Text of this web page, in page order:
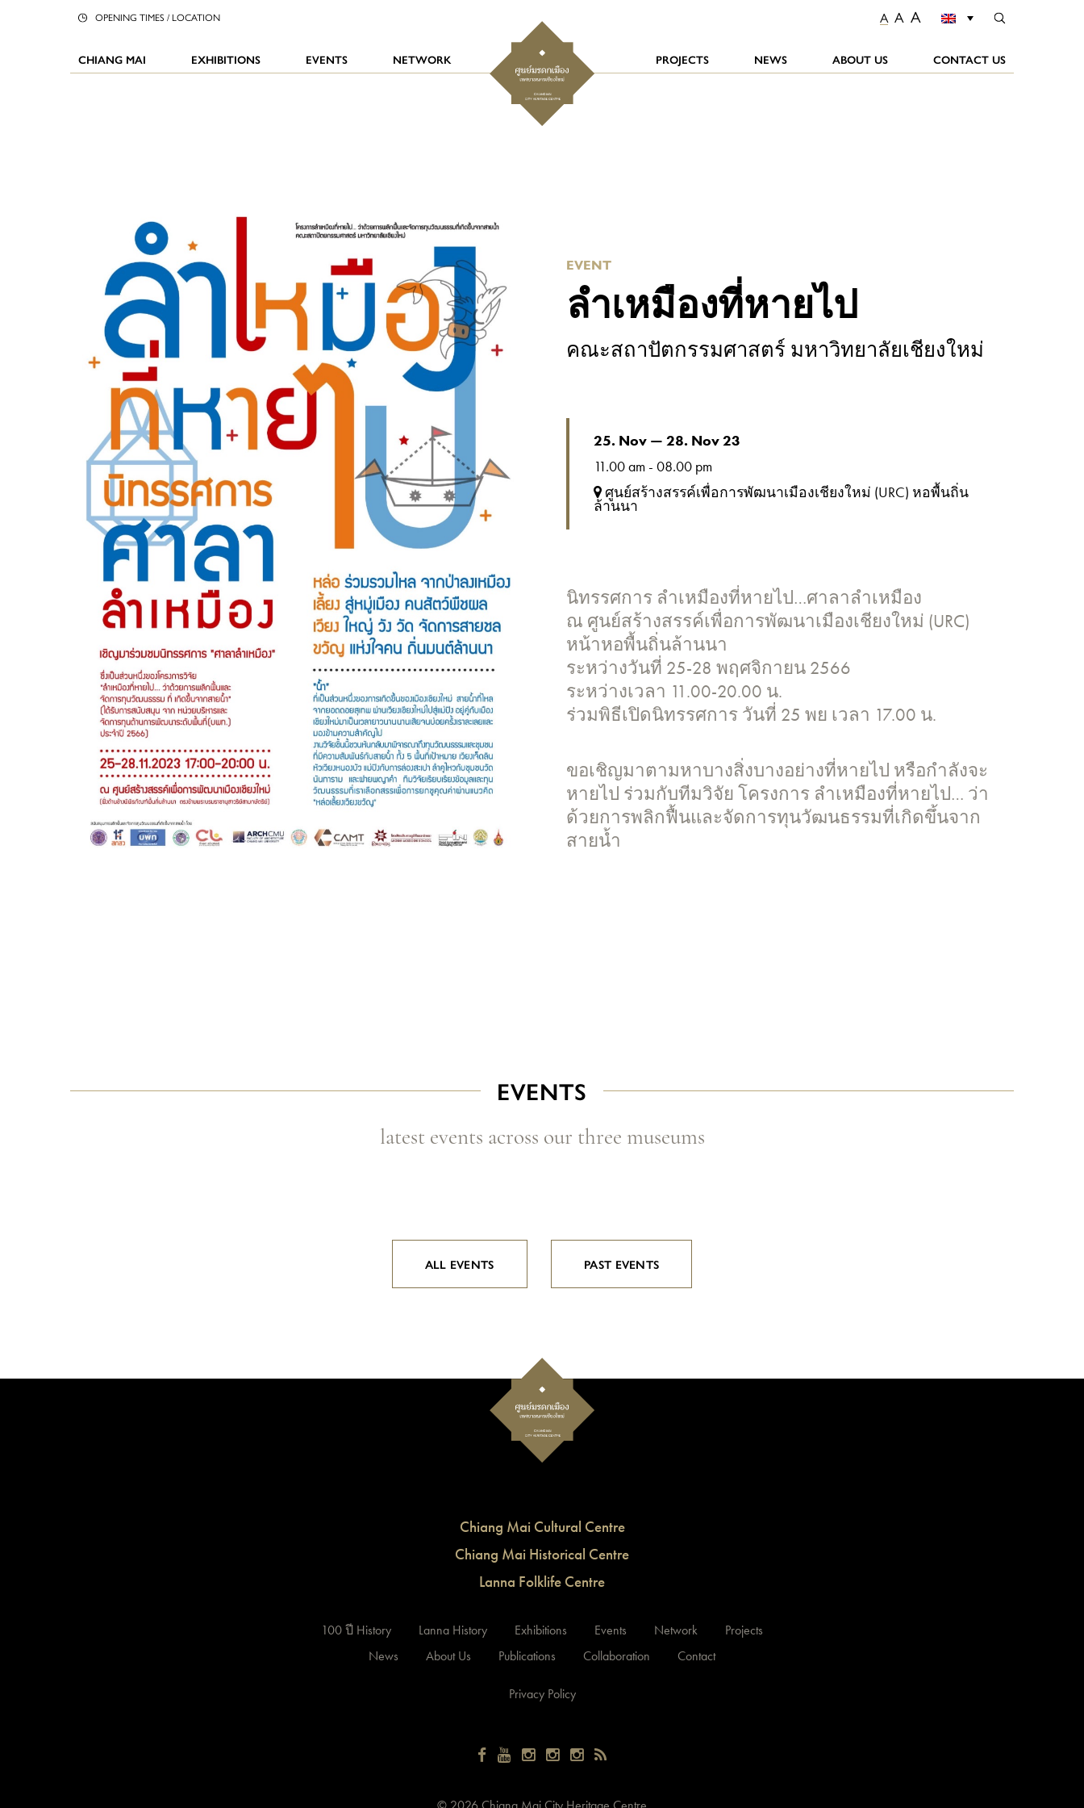
OPENING TIMES / LOCATION A A A
CHIANG MAI EXHIBITIONS EVENTS NETWORK CONTACT US
ABOUT US
NEWS
PROJECTS
EVENT
ลำเหมืองที่หายไป
คณะสถาปัตกรรมศาสตร์ มหาวิทยาลัยเชียงใหม่
25. Nov — 28. Nov 23
11.00 am - 08.00 pm
ศูนย์สร้างสรรค์เพื่อการพัฒนาเมืองเชียงใหม่ (URC) หอพื้นถิ่น
ล้านนา
นิทรรศการ ลำเหมืองที่หายไป…ศาลาลำเหมือง
ณ ศูนย์สร้างสรรค์เพื่อการพัฒนาเมืองเชียงใหม่ (URC)
หน้าหอพื้นถิ่นล้านนา
ระหว่างวันที่ 25-28 พฤศจิกายน 2566
ระหว่างเวลา 11.00-20.00 น.
ร่วมพิธีเปิดนิทรรศการ วันที่ 25 พย เวลา 17.00 น.
ขอเชิญมาตามหาบางสิ่งบางอย่างที่หายไป หรือกำลังจะ
หายไป ร่วมกับทีมวิจัย โครงการ ลำเหมืองที่หายไป… ว่า
ด้วยการพลิกฟื้นและจัดการทุนวัฒนธรรมที่เกิดขึ้นจาก
สายน้ำ
EVENTS
latest events across our three museums
ALL EVENTS PAST EVENTS
Chiang Mai Cultural Centre
Chiang Mai Historical Centre
Lanna Folklife Centre
100 ปี History Lanna History Exhibitions Events Network
Projects
News
About Us Publications Collaboration Contact
Privacy Policy